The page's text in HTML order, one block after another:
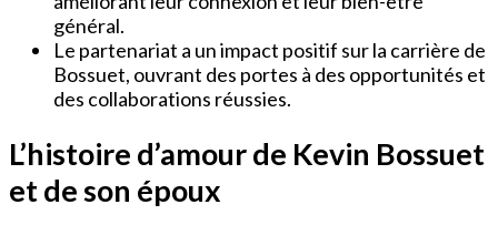
général.
Le partenariat a un impact positif sur la carrière de
Bossuet, ouvrant des portes à des opportunités et
des collaborations réussies.
L’histoire d’amour de Kevin Bossuet
et de son époux